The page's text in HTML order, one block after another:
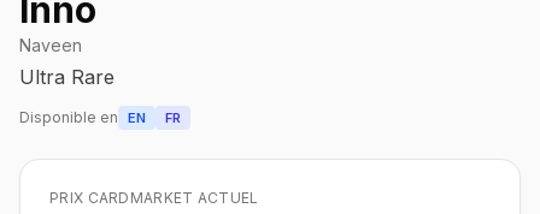
Inno
Naveen
Ultra Rare
Disponible en EN FR
PRIX CARDMARKET ACTUEL